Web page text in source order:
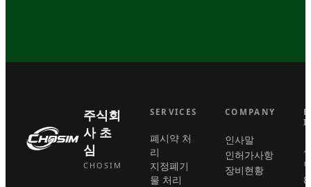
주식회
사 초
심
CHOSIM
SERVICES
폐시약 처
리
지정폐기
물 처리
COMPANY
인사말
인허가사항
장비현황